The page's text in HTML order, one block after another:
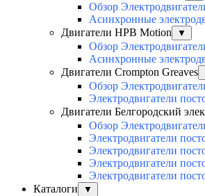
Обзор
Асинхронные
Двигатели HPB Motion
▼
Обзор
Асинхронные
Двигатели Crompton Greaves
Обзор
Электродвигатели
Двигатели Белгородский
Обзор
Электродвигатели
Электродвигатели
Электродвигатели
Электродвигатели
Каталоги
▼